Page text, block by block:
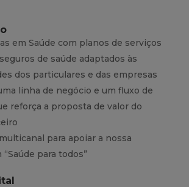
em Saúde com planos de serviços
de saúde adaptados às
dos particulares e das empresas
linha de negócio e um fluxo de
reforça a proposta de valor do
para apoiar a nossa
para todos”